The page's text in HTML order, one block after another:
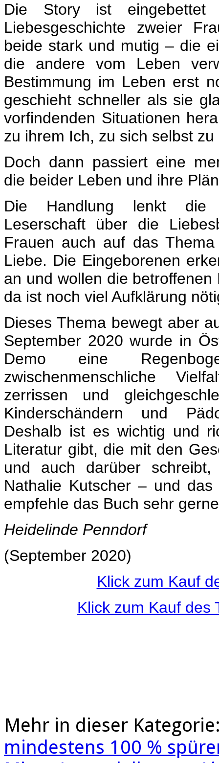
Die Story ist eingebettet
Liebesgeschichte zweier
beide stark und mutig – die
die andere vom Leben
Bestimmung im Leben erst
geschieht schneller als sie
vorfindenden Situationen
zu ihrem Ich, zu sich selbst
Doch dann passiert eine
die beider Leben und ihre
Die Handlung lenkt die
Leserschaft über die
Frauen auch auf das Thema
Liebe. Die Eingeborenen
an und wollen die betroffenen
da ist noch viel Aufklärung
Dieses Thema bewegt aber
September 2020 wurde in
Demo eine
zwischenmenschliche
zerrissen und
Kinderschändern und
Deshalb ist es wichtig und
Literatur gibt, die mit den
und auch darüber
Nathalie Kutscher – und
empfehle das Buch sehr
Heidelinde Penndorf
(September 2020)
Klick zum Kauf
Klick zum Kauf des
Mehr in dieser
mindestens 100 %